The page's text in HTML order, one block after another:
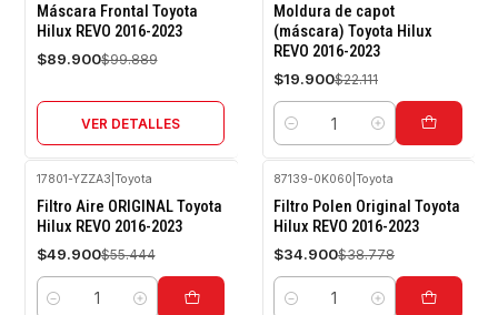
-10%
OFF
Máscara Frontal Toyota
Hilux REVO 2016-2023
$89.900$99.889
VER DETALLES
-10%
OFF
Moldura de capot
(máscara) Toyota Hilux
REVO 2016-2023
$19.900$22.111
Cantidad
-10%
OFF
17801-YZZA3 Toyota
Filtro Aire ORIGINAL Toyota
Hilux REVO 2016-2023
$49.900$55.444
Cantidad
-10%
OFF
87139-0K060 Toyota
Filtro Polen Original Toyota
Hilux REVO 2016-2023
$34.900$38.778
Cantidad